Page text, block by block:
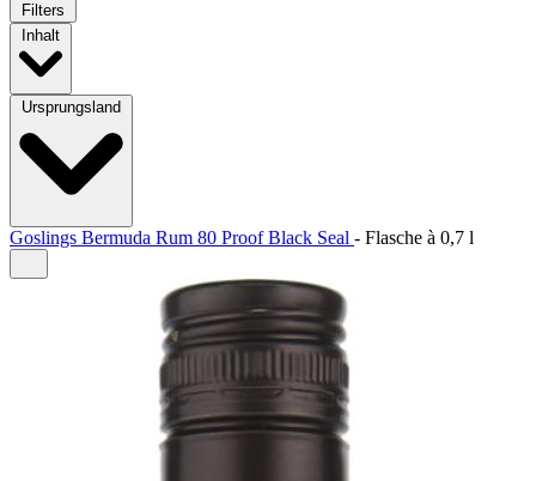
Filters
Inhalt
Ursprungsland
Goslings Bermuda Rum 80 Proof Black Seal - Flasche à 0,7 l